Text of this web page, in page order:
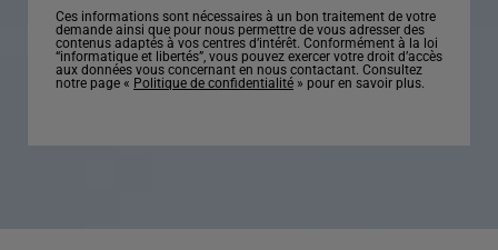
Ces informations sont nécessaires à un bon traitement de votre
demande ainsi que pour nous permettre de vous adresser des
contenus adaptés à vos centres d’intérêt. Conformément à la loi
“informatique et libertés”, vous pouvez exercer votre droit d’accès
aux données vous concernant en nous contactant. Consultez
notre page « Politique de confidentialité » pour en savoir plus.